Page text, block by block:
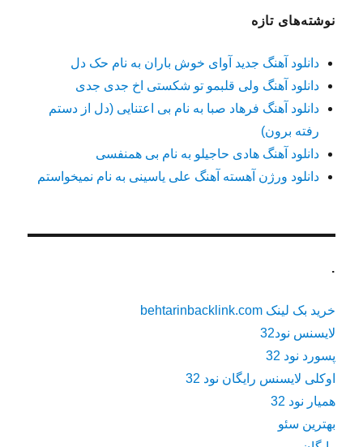
نوشته‌های تازه
دانلود آهنگ جدید آوای خوش باران به نام حک دل
دانلود آهنگ ولی قلبمو تو شکستی اخ جدی جدی
دانلود آهنگ فرهاد صبا به نام بی اعتنایی (دل از دستم
رفته برون)
دانلود آهنگ هادی حاجیلو به نام بی همنفسی
دانلود ورژن آهسته آهنگ علی یاسینی به نام نمیخواستم
.
خرید بک لینک behtarinbacklink.com
لایسنس نود32
پسورد نود 32
اوکلی لایسنس رایگان نود 32
همیار نود 32
بهترین سئو